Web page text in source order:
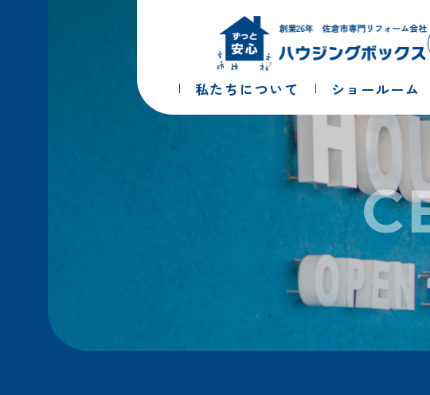
私たちについて ショールーム